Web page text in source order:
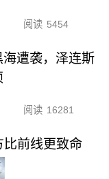
阅读 5454
遭袭，泽连斯
阅读 16281
前线更致命